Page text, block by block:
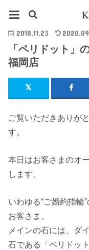
2018.11.23
「ペリドット」
福岡店
ご覧いただきありが
す。
本日はお客さまのオ
します。
いわゆる“ご婚約指輪
お客さま。
メインの石には、ダ
石である「ペリドッ